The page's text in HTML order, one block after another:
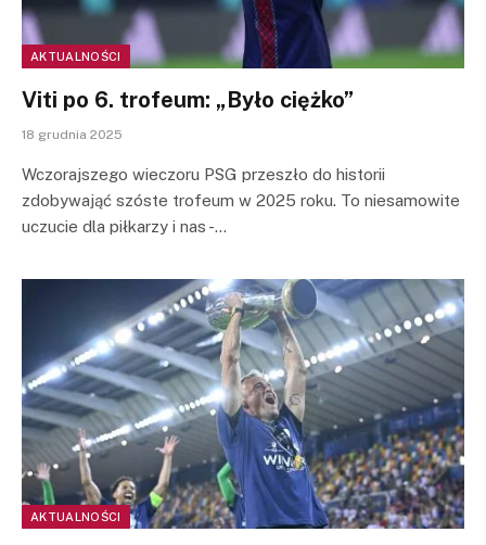
AKTUALNOŚCI
Viti po 6. trofeum: „Było ciężko”
18 grudnia 2025
Wczorajszego wieczoru PSG przeszło do historii
zdobywająć szóste trofeum w 2025 roku. To niesamowite
uczucie dla piłkarzy i nas -…
AKTUALNOŚCI